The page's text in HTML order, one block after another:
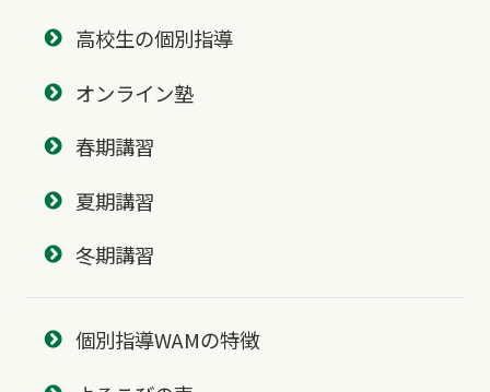
高校生の個別指導
オンライン塾
春期講習
夏期講習
冬期講習
個別指導WAMの特徴